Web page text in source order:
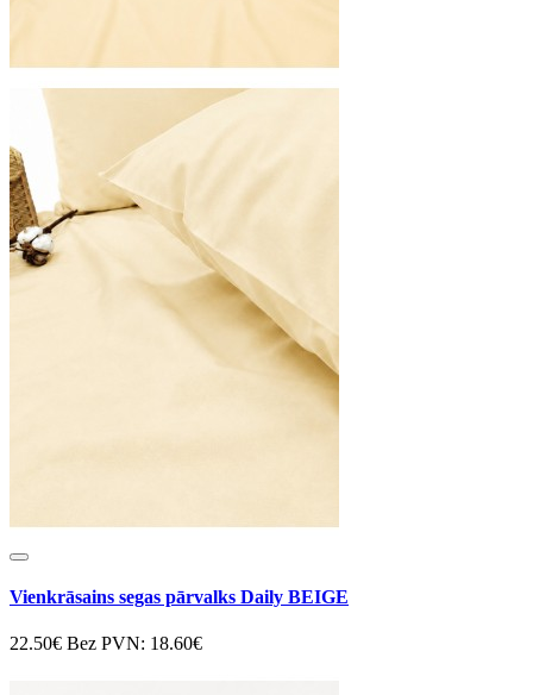
Vienkrāsains segas pārvalks Daily BEIGE
22.50€ Bez PVN: 18.60€